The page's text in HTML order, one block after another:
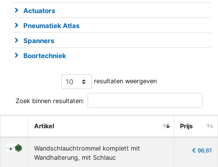
Actuators
Pneumatiek Atlas
Spanners
Boortechniek
resultaten weergeven
Zoek binnen resultaten:
Artikel Prijs
Wandschlauchtrommel komplett mit
Wandhalterung, mit Schlauc
€ 96,61